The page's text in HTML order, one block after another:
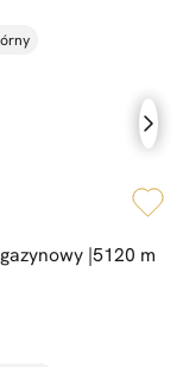
|5120 m